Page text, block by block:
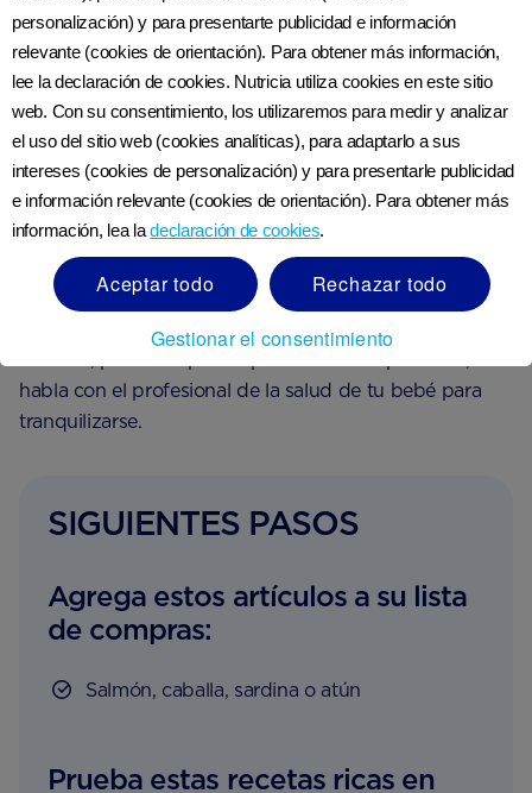
Amamantar o mecer suavemente a tu bebé puede
ayudarlo a sentirse cómodo.
A tu bebé de 1 mes le encantará el contacto físico
contigo, por lo que los masajes, los abrazos y el
movimiento suave de brazos y piernas son buenas
formas de calmarlo. Es útil recordar que no todos los
bebés se desarrollan al mismo ritmo y que existe una
amplia gama de lo que se considera “normal”. Tu bebé
puede ir adelantado en algunas áreas y un poco atrás
habla con el profesional de la salud de tu bebé para
tranquilizarse.
SIGUIENTES PASOS
Agrega estos artículos a su lista
de compras:
Salmón, caballa, sardina o atún
Prueba estas recetas ricas en
personalización) y para presentarte publicidad e información
relevante (cookies de orientación). Para obtener más información,
lee la declaración de cookies. Nutricia utiliza cookies en este sitio
web. Con su consentimiento, los utilizaremos para medir y analizar
el uso del sitio web (cookies analíticas), para adaptarlo a sus
intereses (cookies de personalización) y para presentarle publicidad
e información relevante (cookies de orientación). Para obtener más
información, lea ladeclaración de cookies.
Aceptar todo
Rechazar todo
Gestionar el consentimiento